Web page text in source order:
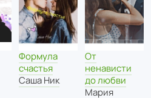
Формула
счастья
Саша Ник
От
ненависти
до любви
Мария